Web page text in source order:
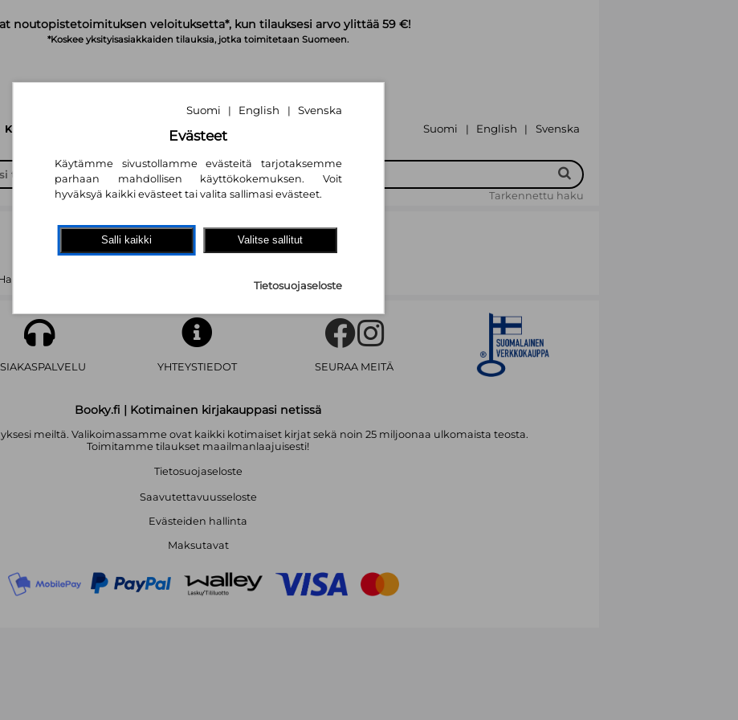
noutopistetoimituksen veloituksetta*, kun tilauksesi arvo ylittää 59 €!
*Koskee yksityisasiakkaiden tilauksia, jotka toimitetaan Suomeen.
KIRJAUDU OSTOSKORI Suomi | English | Svenska
Tarkennettu haku
käytettyä tuotetta ei ole olemassa tai se on jo myyty.
YHTEYSTIEDOT SEURAA MEITÄ
Booky.fi | Kotimainen kirjakauppasi netissä
meiltä. Valikoimassamme ovat kaikki kotimaiset kirjat sekä noin 25 miljoonaa ulkomaista teosta.
Toimitamme tilaukset maailmanlaajuisesti!
Tietosuojaseloste
Saavutettavuusseloste
Evästeiden hallinta
Maksutavat
Suomi | English | Svenska
Evästeet
Käytämme sivustollamme evästeitä tarjotaksemme
parhaan mahdollisen käyttökokemuksen. Voit
hyväksyä kaikki evästeet tai valita sallimasi evästeet.
Salli kaikki Valitse sallitut
Tietosuojaseloste